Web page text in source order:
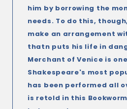
him by borrowing the
needs. To do this,
make an arrangement
thatn puts his life in
Merchant of Venice is
Shakespeare's most
has been performed all
is retold in this